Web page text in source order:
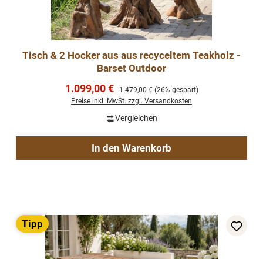
Tisch & 2 Hocker aus aus recyceltem Teakholz -
Barset Outdoor
Verkaufspreis:
1.099,00 € Regulärer Preis:
1.479,00 € (26% gespart)
Preise inkl. MwSt. zzgl. Versandkosten
Vergleichen
In den Warenkorb
Tipp